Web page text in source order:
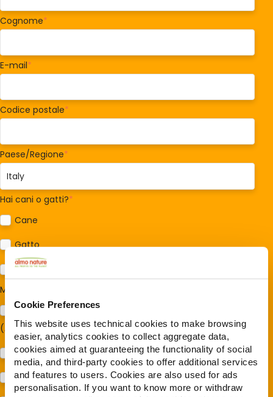
Cookie Preferences
This website uses technical cookies to make browsing
easier, analytics cookies to collect aggregate data,
cookies aimed at guaranteeing the functionality of social
media, and third-party cookies to offer additional services
and features to users. Cookies are also used for ads
personalisation. If you want to know more or withdraw
Cognome*
E-mail*
Codice postale*
Paese/Regione*
Hai cani o gatti?*
Cane
Gatto
Per ora no
Mi interessa:
Sostegno al modello della Reintegration Economy
(Almonature - Fondazione Capellino)
Protezione della biodiversità (Fondazione Capellino)
Protezione dei cani e dei gatti (Almo Nature)